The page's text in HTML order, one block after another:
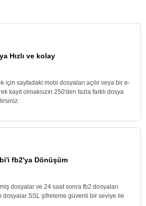
Hızlı ve kolay
için sayfadaki mobi dosyaları açılır veya bir e-
kayıt olmaksızın 250'den fazla farklı dosya
fb2'ya Dönüşüm
dosyalar ve 24 saat sonra fb2 dosyaları
dosyalar SSL şifreleme güvenli bir seviye ile